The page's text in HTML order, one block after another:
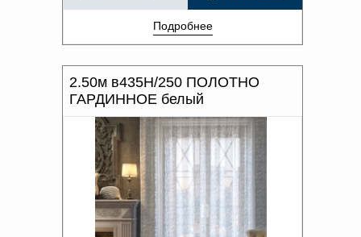
Подробнее
2.50м в435Н/250 ПОЛОТНО
ГАРДИННОЕ белый